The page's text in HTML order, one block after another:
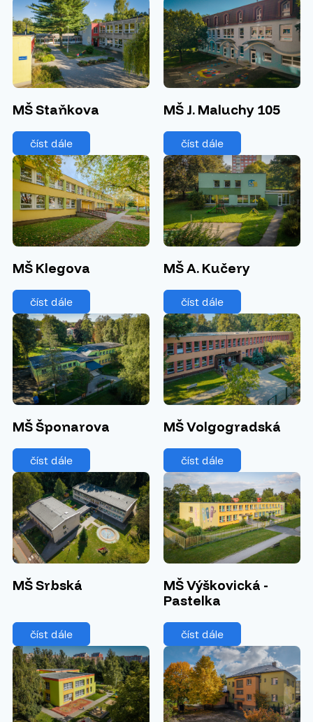
MŠ Staňkova
číst dále
MŠ J. Maluchy 105
číst dále
MŠ Klegova
číst dále
MŠ A. Kučery
číst dále
MŠ Šponarova
číst dále
MŠ Volgogradská
číst dále
MŠ Srbská
číst dále
MŠ Výškovická -
Pastelka
číst dále